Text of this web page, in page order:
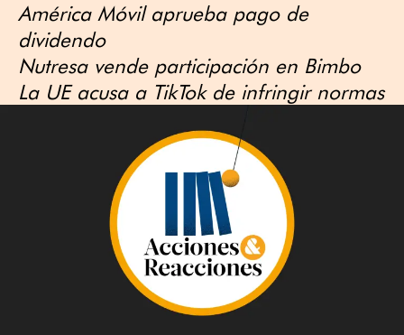
América Móvil aprueba pago de
dividendo
​Nutresa vende participación en Bimbo
​La UE acusa a TikTok de infringir normas